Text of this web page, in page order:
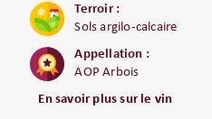
Terroir :
Sols argilo-calcaire
Appellation :
AOP Arbois
En savoir plus sur le vin